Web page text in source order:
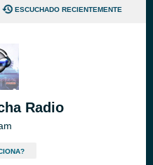
ESCUCHADO RECIENTEMENTE
Radio